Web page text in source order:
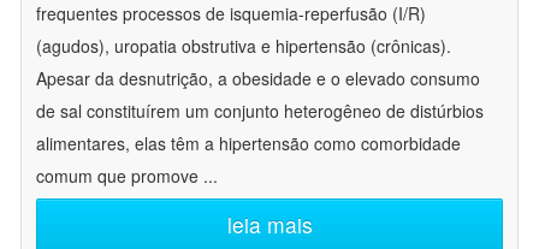
frequentes processos de isquemia-reperfusão (I/R)
(agudos), uropatia obstrutiva e hipertensão (crônicas).
Apesar da desnutrição, a obesidade e o elevado consumo
de sal constituírem um conjunto heterogêneo de distúrbios
alimentares, elas têm a hipertensão como comorbidade
comum que promove ...
leia mais